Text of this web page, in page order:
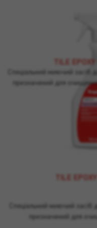
TILE
Спеціальний миючий
призначений для
TILE
Спеціальний миючий засіб
призначений для